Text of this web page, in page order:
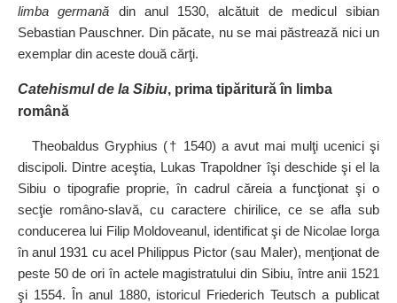
limba germană din anul 1530, alcătuit de medicul sibian
Sebastian Pauschner. Din păcate, nu se mai păstrează nici un
exemplar din aceste două cărţi.
Catehismul de la Sibiu, prima tipăritură în limba
română
Theobaldus Gryphius († 1540) a avut mai mulţi ucenici şi
discipoli. Dintre aceştia, Lukas Trapoldner îşi deschide şi el la
Sibiu o tipografie proprie, în cadrul căreia a funcţionat şi o
secţie româno‑slavă, cu caractere chirilice, ce se afla sub
conducerea lui Filip Moldoveanul, identificat şi de Nicolae Iorga
în anul 1931 cu acel Philippus Pictor (sau Maler), menţionat de
peste 50 de ori în actele magistratului din Sibiu, între anii 1521
şi 1554. În anul 1880, istoricul Friederich Teutsch a publicat